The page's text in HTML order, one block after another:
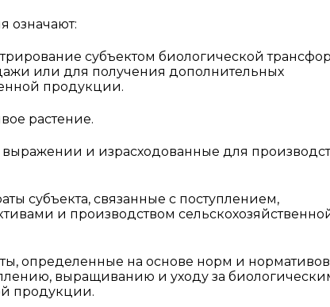
означают:
субъектом биологической
или для получения дополнительных
продукции.
растение.
и израсходованные для
субъекта, связанные с поступлением,
и производством
определенные на основе норм и
выращиванию и уходу за
продукции.